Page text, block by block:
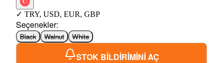
✓ TRY, USD, EUR, GBP
Seçenekler:
Black Walnut White
STOK BİLDİRİMİNİ AÇ